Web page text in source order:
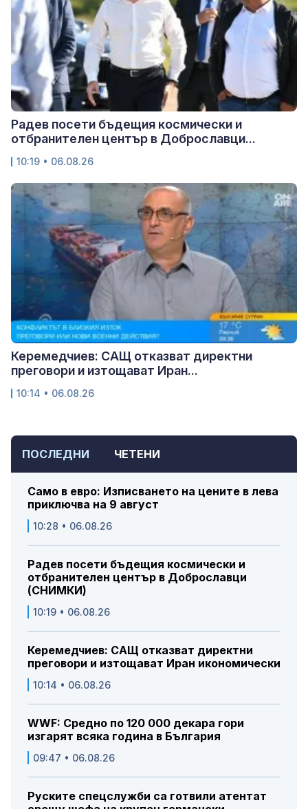
ПОСЛЕДНИ ЧЕТЕНИ
Само в евро: Изписването на цените в лева
приключва на 9 август
10:28 • 06.08.26
Радев посети бъдещия космически и
отбранителен център в Доброславци
(СНИМКИ)
10:19 • 06.08.26
Керемедчиев: САЩ отказват директни
преговори и изтощават Иран икономически
10:14 • 06.08.26
WWF: Средно по 120 000 декара гори
изгарят всяка година в България
09:47 • 06.08.26
Руските спецслужби са готвили атентат
Радев посети бъдещия космически и
отбранителен център в Доброславци...
10:19 • 06.08.26
Керемедчиев: САЩ отказват директни
преговори и изтощават Иран...
10:14 • 06.08.26